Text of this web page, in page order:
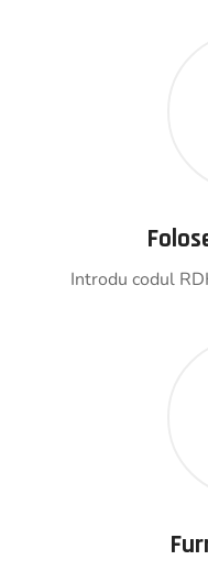
Introdu codul